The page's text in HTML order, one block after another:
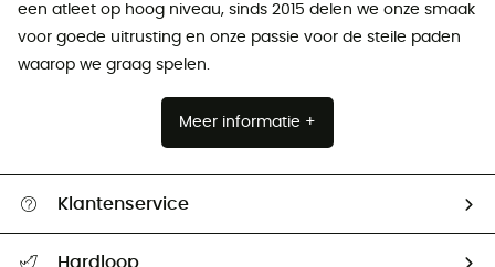
een atleet op hoog niveau, sinds 2015 delen we onze smaak
voor goede uitrusting en onze passie voor de steile paden
waarop we graag spelen.
Meer informatie +
Klantenservice
Hardloop